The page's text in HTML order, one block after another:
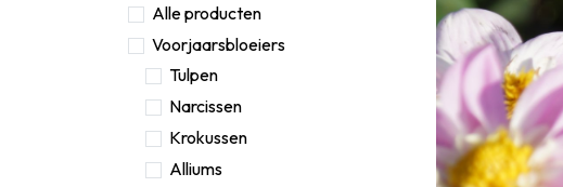
Alle producten
Voorjaarsbloeiers
Tulpen
Narcissen
Krokussen
Alliums